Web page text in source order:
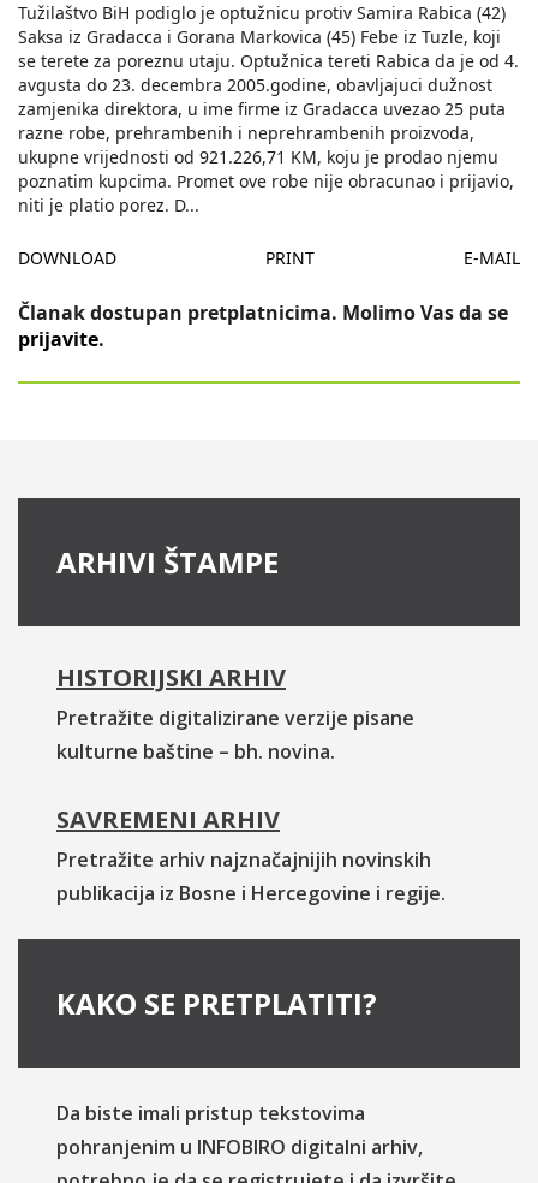
Tužilaštvo BiH podiglo je optužnicu protiv Samira Rabica (42)
Saksa iz Gradacca i Gorana Markovica (45) Febe iz Tuzle, koji
se terete za poreznu utaju. Optužnica tereti Rabica da je od 4.
avgusta do 23. decembra 2005.godine, obavljajuci dužnost
zamjenika direktora, u ime firme iz Gradacca uvezao 25 puta
razne robe, prehrambenih i neprehrambenih proizvoda,
ukupne vrijednosti od 921.226,71 KM, koju je prodao njemu
poznatim kupcima. Promet ove robe nije obracunao i prijavio,
niti je platio porez. D...
DOWNLOAD PRINT E-MAIL
Članak dostupan pretplatnicima. Molimo Vas da se
prijavite.
ARHIVI ŠTAMPE
HISTORIJSKI ARHIV
Pretražite digitalizirane verzije pisane
kulturne baštine – bh. novina.
SAVREMENI ARHIV
Pretražite arhiv najznačajnijih novinskih
publikacija iz Bosne i Hercegovine i regije.
KAKO SE PRETPLATITI?
Da biste imali pristup tekstovima
pohranjenim u INFOBIRO digitalni arhiv,